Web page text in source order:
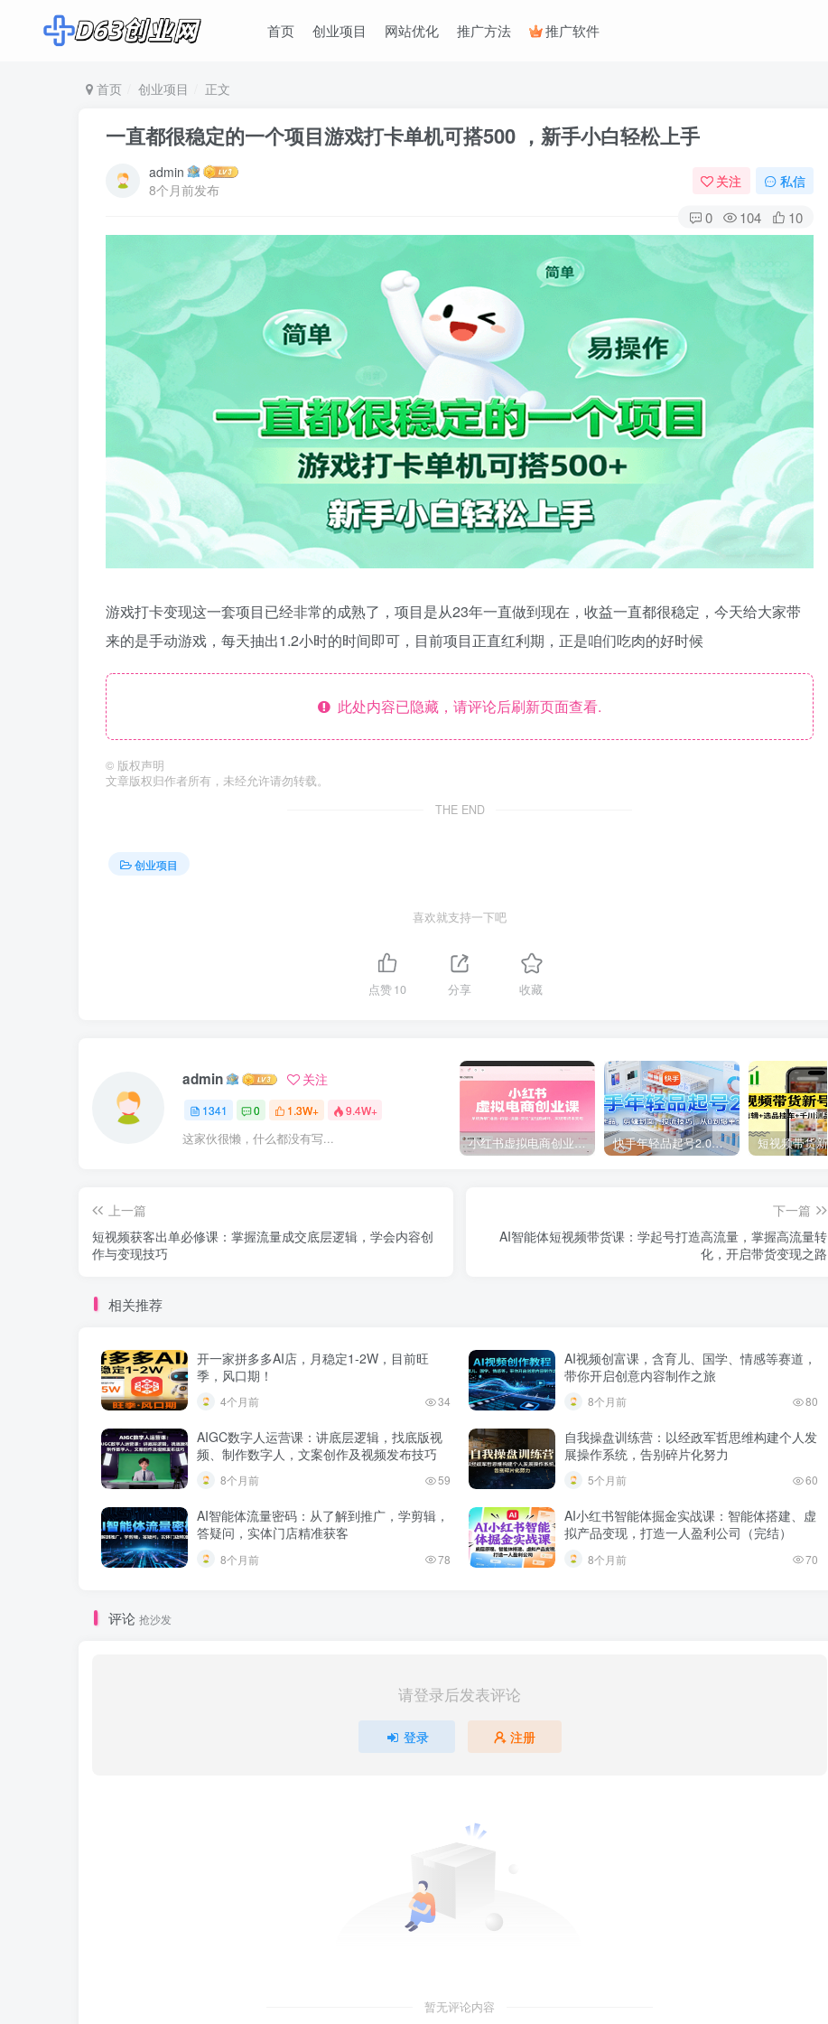
首页 创业项目 网站优化 推广方法 推广软件
首页 创业项目 正文
一直都很稳定的一个项目游戏打卡单机可搭500 ，新手小白轻松上手
admin
8个月前发布
关注 私信
0 104 10
游戏打卡变现这一套项目已经非常的成熟了，项目是从23年一直做到现在，收益一直都很稳定，今天给大家带
来的是手动游戏，每天抽出1.2小时的时间即可，目前项目正直红利期，正是咱们吃肉的好时候
此处内容已隐藏，请评论后刷新页面查看.
© 版权声明
文章版权归作者所有，未经允许请勿转载。
THE END
创业项目
喜欢就支持一下吧
点赞10 分享 收藏
admin 关注
1341 0 1.3W+ 9.4W+
这家伙很懒，什么都没有写... 小红书虚拟电商创业课，系统拆解选品-内容-流量-变现，实现零成本变现 快手年轻品起号2.0：养号选品，剪辑封面，投流技巧，从0到爆单全流程
上一篇
短视频获客出单必修课：掌握流量成交底层逻辑，学会内容创
作与变现技巧
下一篇
AI智能体短视频带货课：学起号打造高流量，掌握高流量转
化，开启带货变现之路
相关推荐
开一家拼多多AI店，月稳定1-2W，目前旺
季，风口期！
4个月前 34
AI视频创富课，含育儿、国学、情感等赛道，
带你开启创意内容制作之旅
8个月前 80
AIGC数字人运营课：讲底层逻辑，找底版视
频、制作数字人，文案创作及视频发布技巧
8个月前 59
自我操盘训练营：以经政军哲思维构建个人发
展操作系统，告别碎片化努力
5个月前 60
AI智能体流量密码：从了解到推广，学剪辑，
答疑问，实体门店精准获客
8个月前 78
AI小红书智能体掘金实战课：智能体搭建、虚
拟产品变现，打造一人盈利公司（完结）
8个月前 70
评论 抢沙发
请登录后发表评论
登录 注册
暂无评论内容